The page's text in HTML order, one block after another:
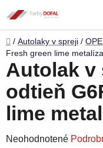
na
obsah
Domov
/ Autolaky v spreji /
Fresh green lime
Autolak v
odtieň
lime
Priemerné
Neohodnotené